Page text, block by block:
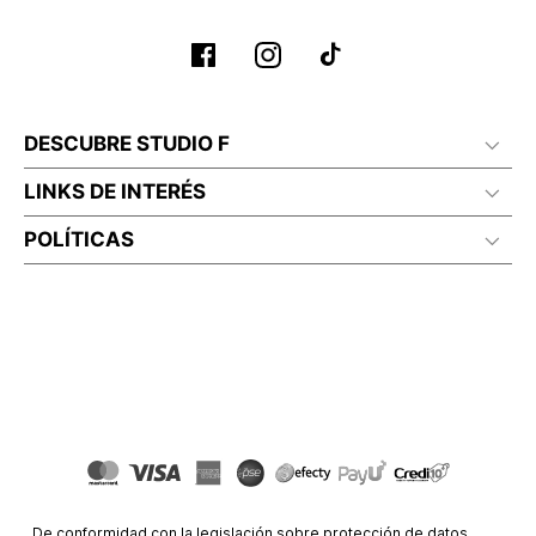
DESCUBRE STUDIO F
LINKS DE INTERÉS
POLÍTICAS